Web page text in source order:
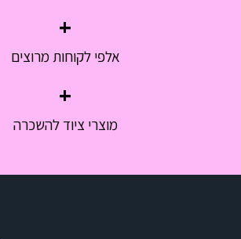
אלפי לקוחות מרוצים
+
מוצרי ציוד להשכרה
+